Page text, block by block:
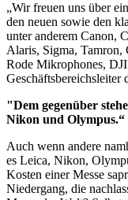
„Wir freuen uns über
den neuen sowie den
unter anderem Canon,
Alaris, Sigma, Tamron,
Rode Mikrophones,
Geschäftsbereichsleiter
"Dem gegenüber
Nikon und Olympus.“
Auch wenn andere
es Leica, Nikon,
Kosten einer Messe
Niedergang, die